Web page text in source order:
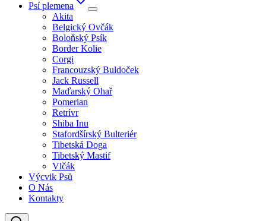
Psí plemena
Akita
Belgický Ovčák
Boloňský Psík
Border Kolie
Corgi
Francouzský Buldoček
Jack Russell
Maďarský Ohař
Pomerian
Retrívr
Shiba Inu
Stafordšírský Bulteriér
Tibetská Doga
Tibetský Mastif
Vlčák
Výcvik Psů
O Nás
Kontakty